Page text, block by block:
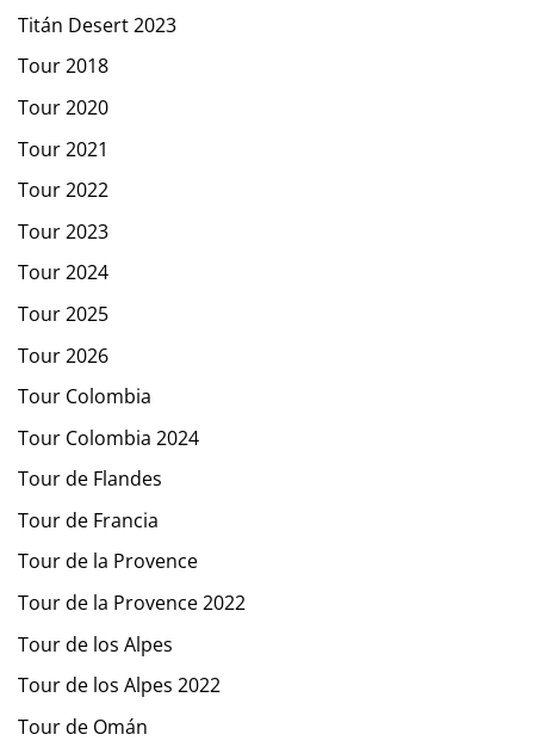
Titán Desert 2023
Tour 2018
Tour 2020
Tour 2021
Tour 2022
Tour 2023
Tour 2024
Tour 2025
Tour 2026
Tour Colombia
Tour Colombia 2024
Tour de Flandes
Tour de Francia
Tour de la Provence
Tour de la Provence 2022
Tour de los Alpes
Tour de los Alpes 2022
Tour de Omán